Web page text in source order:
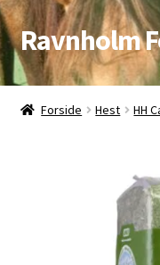
Spring
til
navigation
Spring
til
indhold
Ravnholm
Åbningstider
Forside Hest HH